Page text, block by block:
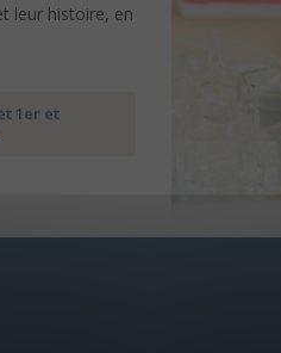
leur histoire, en
1er et